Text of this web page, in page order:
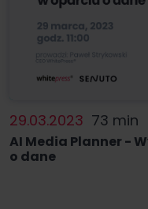
29.03.2023 73 min
AI Media Planner -
o dane